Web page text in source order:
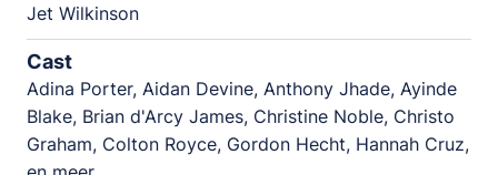
Jet Wilkinson
Cast
Adina Porter, Aidan Devine, Anthony Jhade, Ayinde
Blake, Brian d'Arcy James, Christine Noble, Christo
Graham, Colton Royce, Gordon Hecht, Hannah Cruz,